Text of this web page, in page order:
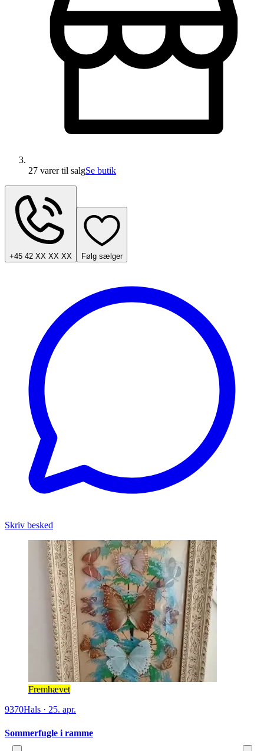
27 varertil salgSe butik
+45 42 XX XX XX Følg sælger
Skriv besked
Fremhævet
9370Hals · 25. apr.
Sommerfugle i ramme